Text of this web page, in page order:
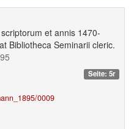
et annis 1470-
Bibliotheca Seminarii cleric.
Seite: 5r
0009